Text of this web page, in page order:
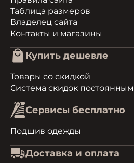
Таблица размеров
Владелец сайта
Контакты и магазины
Купить дешевле
Товары со скидкой
Система скидок
Сервисы бесплатно
Подшив одежды
Доставка и оплата